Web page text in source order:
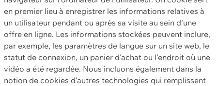
en premier lieu à enregistrer les informations relatives à
un utilisateur pendant ou après sa visite au sein d'une
offre en ligne. Les informations stockées peuvent inclure,
par exemple, les paramètres de langue sur un site web, le
statut de connexion, un panier d'achat ou l'endroit où une
vidéo a été regardée. Nous incluons également dans la
notion de cookies d'autres technologies qui remplissent